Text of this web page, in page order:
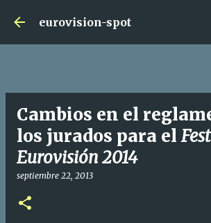
Ir al contenido principal
eurovision-spot
Cambios en el
los jurados para el
Eurovisión 2014
septiembre 22, 2013